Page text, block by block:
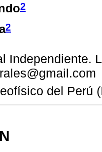
2
2
Independiente.
del Perú